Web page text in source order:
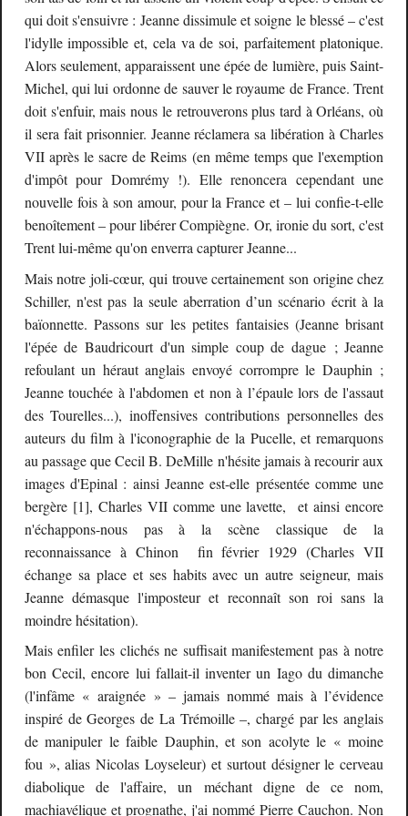
qui doit s'ensuivre : Jeanne dissimule et soigne le blessé – c'est
l'idylle impossible et, cela va de soi, parfaitement platonique.
Alors seulement, apparaissent une épée de lumière, puis Saint-
Michel, qui lui ordonne de sauver le royaume de France. Trent
doit s'enfuir, mais nous le retrouverons plus tard à Orléans, où
il sera fait prisonnier. Jeanne réclamera sa libération à Charles
VII après le sacre de Reims (en même temps que l'exemption
d'impôt pour Domrémy !). Elle renoncera cependant une
nouvelle fois à son amour, pour la France et – lui confie-t-elle
benoîtement – pour libérer Compiègne. Or, ironie du sort, c'est
Trent lui-même qu'on enverra capturer Jeanne...
Mais notre joli-cœur, qui trouve certainement son origine chez
Schiller, n'est pas la seule aberration d’un scénario écrit à la
baïonnette. Passons sur les petites fantaisies (Jeanne brisant
l'épée de Baudricourt d'un simple coup de dague ; Jeanne
refoulant un héraut anglais envoyé corrompre le Dauphin ;
Jeanne touchée à l'abdomen et non à l’épaule lors de l'assaut
des Tourelles...), inoffensives contributions personnelles des
auteurs du film à l'iconographie de la Pucelle, et remarquons
au passage que Cecil B. DeMille n'hésite jamais à recourir aux
images d'Epinal : ainsi Jeanne est-elle présentée comme une
bergère [1], Charles VII comme une lavette, et ainsi encore
n'échappons-nous pas à la scène classique de la
reconnaissance à Chinon fin février 1929 (Charles VII
échange sa place et ses habits avec un autre seigneur, mais
Jeanne démasque l'imposteur et reconnaît son roi sans la
moindre hésitation).
Mais enfiler les clichés ne suffisait manifestement pas à notre
bon Cecil, encore lui fallait-il inventer un Iago du dimanche
(l'infâme « araignée » – jamais nommé mais à l’évidence
inspiré de Georges de La Trémoille –, chargé par les anglais
de manipuler le faible Dauphin, et son acolyte le « moine
fou », alias Nicolas Loyseleur) et surtout désigner le cerveau
diabolique de l'affaire, un méchant digne de ce nom,
machiavélique et prognathe, j'ai nommé Pierre Cauchon. Non